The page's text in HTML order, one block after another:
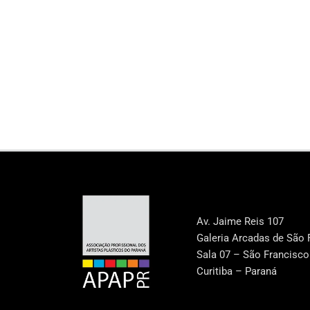
Av. Jaime Reis 107
Galeria Arcadas de São
Sala 07 – São Francisco
Curitiba – Paraná